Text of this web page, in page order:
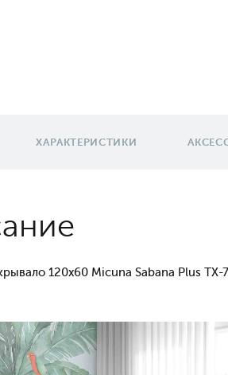
ХАРАКТЕРИСТИКИ
120х60 Micuna Sabana Plus TX-